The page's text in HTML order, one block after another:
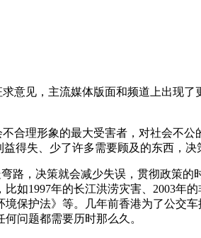
意见，主流媒体版面和频道上出现
合理形象的最大受害者，对社会不
得失、少了许多需要顾及的东西，决
路，决策就会减少失误，贯彻政策
如1997年的长江洪涝灾害、2003年
保护法》等。几年前香港为了公交
问题都需要历时那么久。